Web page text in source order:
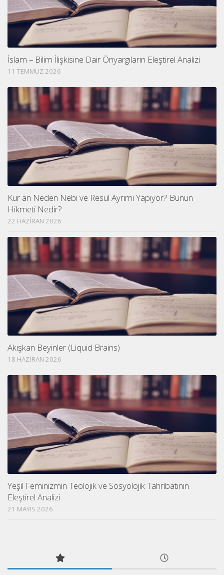
İslam – Bilim İlişkisine Dair Önyargıların Eleştirel Analizi
11 TEMMUZ 2026
Kur an Neden Nebi ve Resul Ayrımı Yapıyor? Bunun
Hikmeti Nedir?
22 HAZIRAN 2026
Akışkan Beyinler (Liquid Brains)
18 HAZIRAN 2026
Yeşil Feminizmin Teolojik ve Sosyolojik Tahribatının
Eleştirel Analizi
21 MAYIS 2026